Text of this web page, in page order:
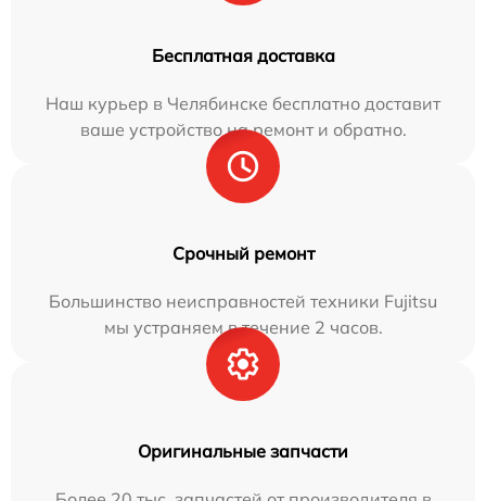
Бесплатная доставка
Наш курьер в Челябинске бесплатно доставит
ваше устройство на ремонт и обратно.
Срочный ремонт
Большинство неисправностей техники Fujitsu
мы устраняем в течение 2 часов.
Оригинальные запчасти